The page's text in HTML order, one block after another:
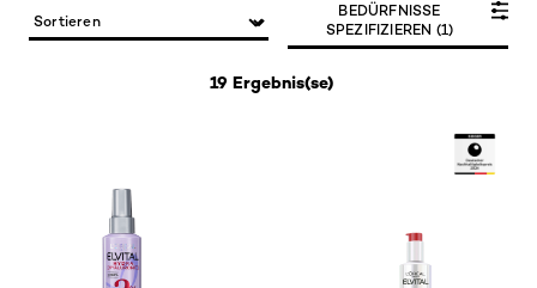
19 Ergebnis(se)
BEDÜRFNISSE
SPEZIFIZIEREN (1)